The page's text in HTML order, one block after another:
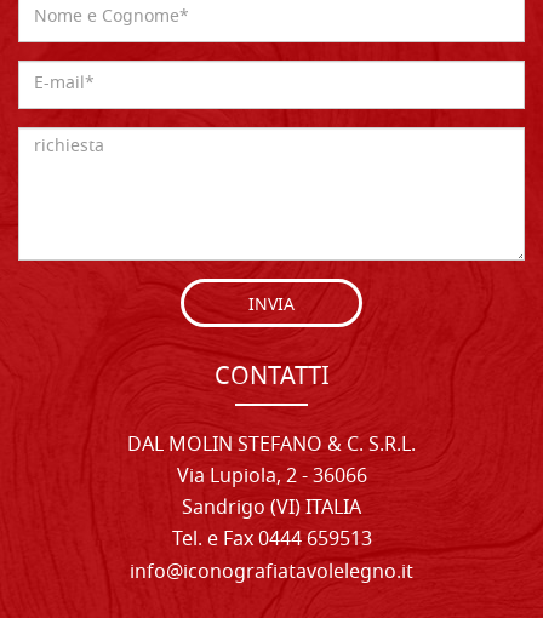
INVIA
CONTATTI
DAL MOLIN STEFANO & C. S.R.L.
Via Lupiola, 2 - 36066
Sandrigo (VI) ITALIA
Tel. e Fax 0444 659513
info@iconografiatavolelegno.it